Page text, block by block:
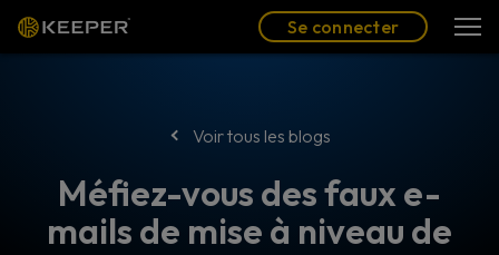
(FR)
Se connecter
Voir tous les blogs
Méfiez-vous des faux e-
mails de mise à niveau de